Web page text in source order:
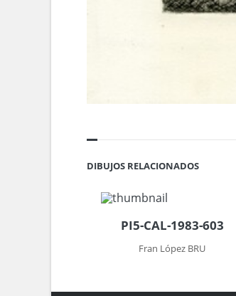
DIBUJOS RELACIONADOS
PI5-CAL-1983-603
Fran López BRU